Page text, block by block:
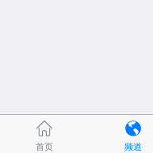
首页 频道